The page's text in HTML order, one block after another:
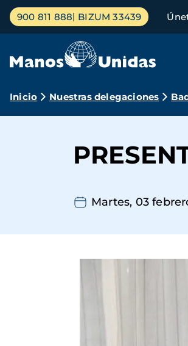
Pasar
contenido
Menú
principal
900 811 888 BIZUM 33439
Ruta
navegación
Inicio Nuestras delegaciones
Martes, 03